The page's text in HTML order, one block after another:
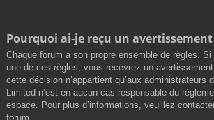
Pourquoi ai-je reçu un avertissement
Chaque forum a son propre ensemble de règles.
une de ces règles, vous recevrez un
cette décision n’appartient qu’aux administrateurs
Limited n’est en aucun cas responsable du
espace. Pour plus d’informations, veuillez
forum.